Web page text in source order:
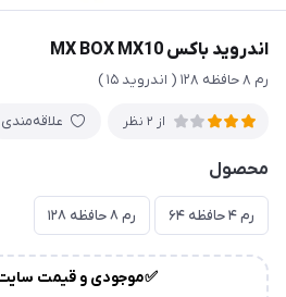
زمان
آماده
سازی و
به
پستسفارشات،بین
1
الی
اندروید باکس MX BOX MX10
رم ۸ حافظه ۱۲۸ ( اندروید ۱۵ )
از 2 نظر علاقه‌مندی
محصول
رم ۴ حافظه ۶۴ رم ۸ حافظه ۱۲۸
✅موجودی و قیمت